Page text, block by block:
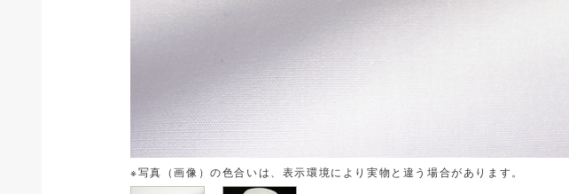
※写真（画像）の色合いは、表示環境により実物と違う場合があります。